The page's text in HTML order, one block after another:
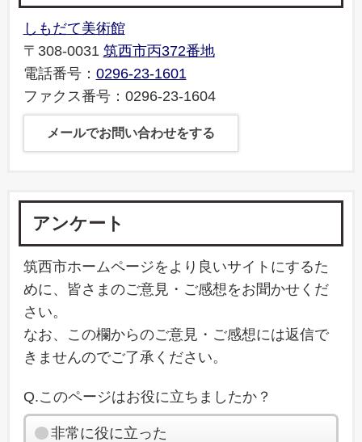
しもだて美術館
〒308-0031 筑西市丙372番地
電話番号： 0296-23-1601
ファクス番号：0296-23-1604
メールでお問い合わせをする
アンケート
筑西市ホームページをより良いサイトにするた
めに、皆さまのご意見・ご感想をお聞かせくだ
さい。
なお、この欄からのご意見・ご感想には返信で
きませんのでご了承ください。
Q.このページはお役に立ちましたか？
非常に役に立った